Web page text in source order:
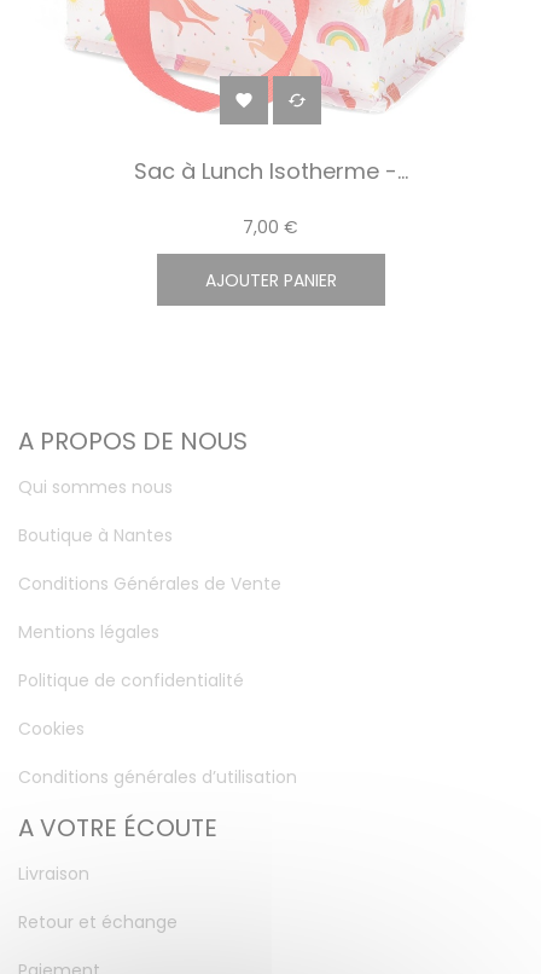
 
Sac à Lunch Isotherme -...
7,00 €
AJOUTER PANIER
A PROPOS DE NOUS
Qui sommes nous
Boutique à Nantes
Conditions Générales de Vente
Mentions légales
Politique de confidentialité
Cookies
Conditions générales d’utilisation
A VOTRE ÉCOUTE
Livraison
Retour et échange